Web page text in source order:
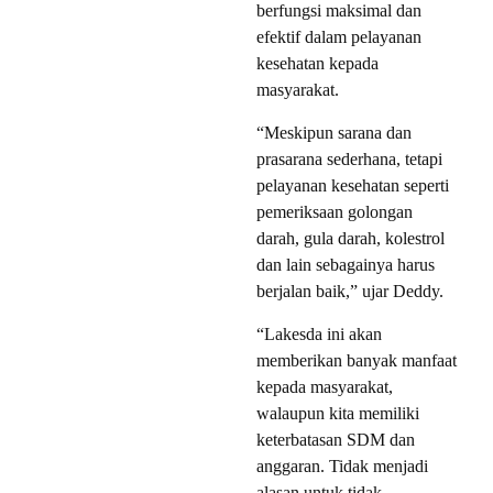
berfungsi maksimal dan
efektif dalam pelayanan
kesehatan kepada
masyarakat.
“Meskipun sarana dan
prasarana sederhana, tetapi
pelayanan kesehatan seperti
pemeriksaan golongan
darah, gula darah, kolestrol
dan lain sebagainya harus
berjalan baik,” ujar Deddy.
“Lakesda ini akan
memberikan banyak manfaat
kepada masyarakat,
walaupun kita memiliki
keterbatasan SDM dan
anggaran. Tidak menjadi